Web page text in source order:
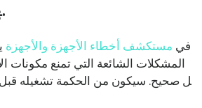
هزة والأجهزة.
في مستكشف أخطاء الأجهزة والأجهزة
المشكلات الشائعة التي تمنع مكونات
ل صحيح. سيكون من الحكمة تشغيله